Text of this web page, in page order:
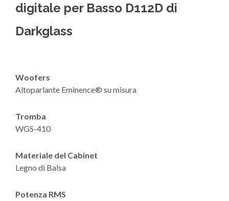
digitale per Basso D112D di
Darkglass
Woofers
Altoparlante Eminence® su misura
Tromba
WGS-410
Materiale del Cabinet
Legno di Balsa
Potenza RMS